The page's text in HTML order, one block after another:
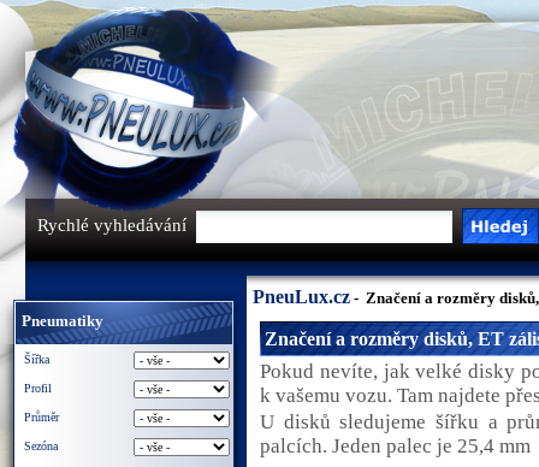
Rychlé vyhledávání
Pneumatiky
Šířka
Profil
Průměr
Sezóna
PneuLux.cz - Značení a rozměry
Značení a rozměry disků, ET
Pokud nevíte, jak velké disky
k vašemu vozu. Tam najdete
U disků sledujeme šířku a
palcích. Jeden palec je 25,4 mm